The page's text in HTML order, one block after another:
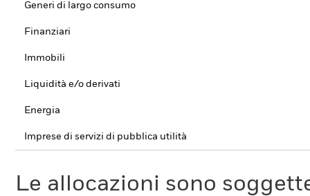
Generi di largo consumo
Finanziari
Immobili
Liquidità e/o derivati
Energia
Imprese di servizi di pubblica utilità
Le allocazioni sono